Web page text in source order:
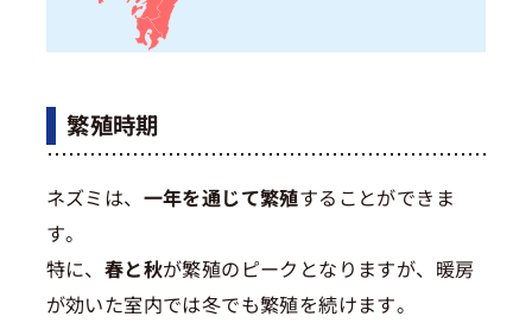
繁殖時期
ネズミは、 一年を通じて繁殖することができま
す。
特に、 春と秋が繁殖のピークとなりますが、暖房
が効いた室内では冬でも繁殖を続けます。